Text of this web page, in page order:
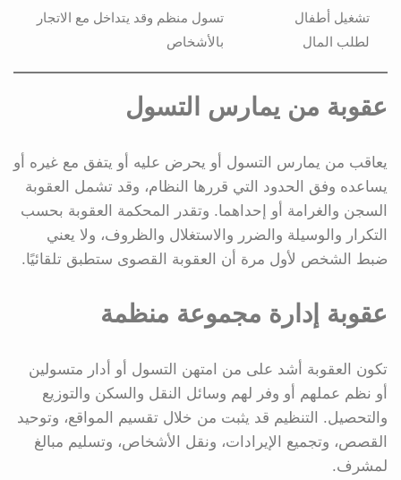
تشغيل أطفال
لطلب المال
تسول منظم وقد يتداخل مع الاتجار
بالأشخاص
عقوبة من يمارس التسول
يعاقب من يمارس التسول أو يحرض عليه أو يتفق مع غيره أو
يساعده وفق الحدود التي قررها النظام، وقد تشمل العقوبة
السجن والغرامة أو إحداهما. وتقدر المحكمة العقوبة بحسب
التكرار والوسيلة والضرر والاستغلال والظروف، ولا يعني
ضبط الشخص لأول مرة أن العقوبة القصوى ستطبق تلقائيًا.
عقوبة إدارة مجموعة منظمة
تكون العقوبة أشد على من امتهن التسول أو أدار متسولين
أو نظم عملهم أو وفر لهم وسائل النقل والسكن والتوزيع
والتحصيل. التنظيم قد يثبت من خلال تقسيم المواقع، وتوحيد
القصص، وتجميع الإيرادات، ونقل الأشخاص، وتسليم مبالغ
لمشرف.